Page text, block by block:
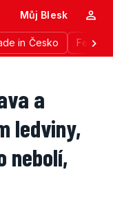
in Česko
Můj Blesk
a
ledviny,
nebolí,